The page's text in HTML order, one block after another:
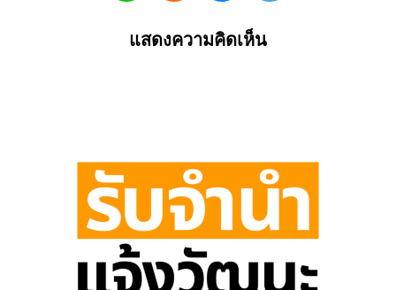
แสดงความคิดเห็น